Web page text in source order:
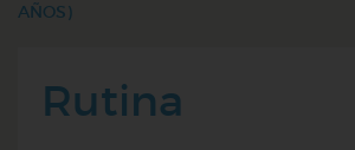
AÑOS)
Rutina